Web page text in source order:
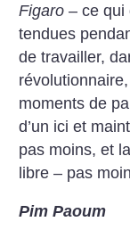
Figaro– ce qui
tendues
de travailler,
moments de
d’un ici et
pas moins, et
libre – pas
Pim Paoum